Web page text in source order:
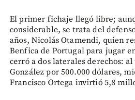
El primer fichaje llegó libre;
considerable, se trata del
años, Nicolás Otamendi, quien
Benfica de Portugal para jugar
cerró a dos laterales derechos:
González por 500.000 dólares,
Francisco Ortega invirtió 5,8